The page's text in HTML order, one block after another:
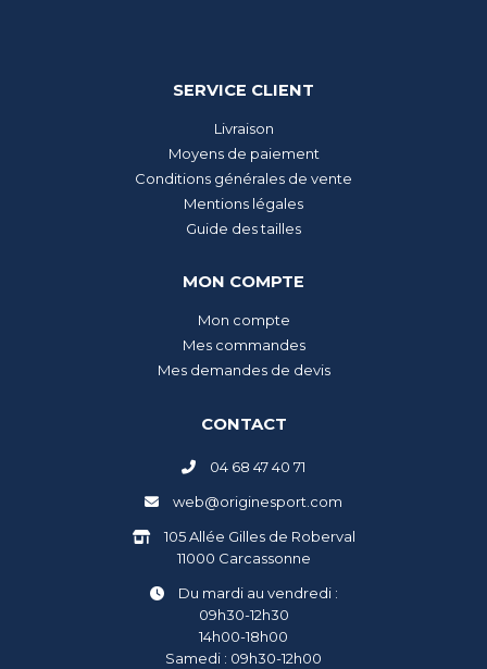
SERVICE CLIENT
Livraison
Moyens de paiement
Conditions générales de vente
Mentions légales
Guide des tailles
MON COMPTE
Mon compte
Mes commandes
Mes demandes de devis
CONTACT
04 68 47 40 71
web@originesport.com
105 Allée Gilles de Roberval
11000 Carcassonne
Du mardi au vendredi :
09h30-12h30
14h00-18h00
Samedi : 09h30-12h00